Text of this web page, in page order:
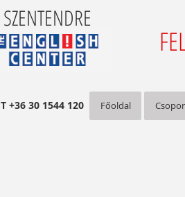
SZENTENDRE
T +36 30 1544 120 Főoldal